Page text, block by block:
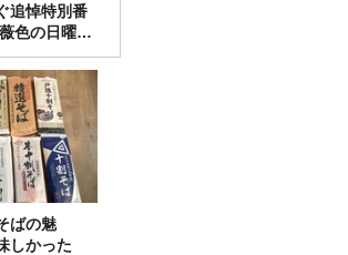
追悼特別番
色の日曜日
ルンルン
時放送
ばの魅
しかった